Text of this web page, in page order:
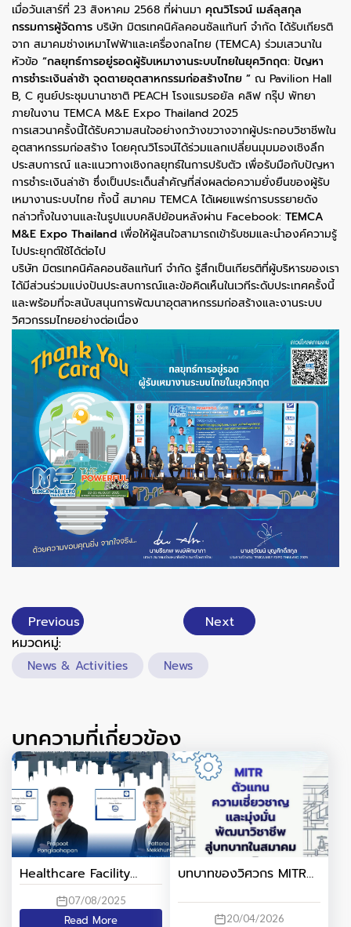
เมื่อวันเสาร์ที่ 23 สิงหาคม 2568 ที่ผ่านมา คุณวิโรจน์ เมล์ลุสกุล
กรรมการผู้จัดการ บริษัท มิตรเทคนิคัลคอนซัลแท้นท์ จำกัด ได้รับเกียรติ
จาก สมาคมช่างเหมาไฟฟ้าและเครื่องกลไทย (TEMCA) ร่วมเสวนาใน
หัวข้อ “กลยุทธ์การอยู่รอดผู้รับเหมางานระบบไทยในยุควิกฤต: ปัญหา
การชำระเงินล่าช้า จุดตายอุตสาหกรรมก่อสร้างไทย ” ณ Pavilion Hall
B, C ศูนย์ประชุมนานาชาติ PEACH โรงแรมรอยัล คลิฟ กรุ๊ป พัทยา
ภายในงาน TEMCA M&E Expo Thailand 2025
การเสวนาครั้งนี้ได้รับความสนใจอย่างกว้างขวางจากผู้ประกอบวิชาชีพใน
อุตสาหกรรมก่อสร้าง โดยคุณวิโรจน์ได้ร่วมแลกเปลี่ยนมุมมองเชิงลึก
ประสบการณ์ และแนวทางเชิงกลยุทธ์ในการปรับตัว เพื่อรับมือกับปัญหา
การชำระเงินล่าช้า ซึ่งเป็นประเด็นสำคัญที่ส่งผลต่อความยั่งยืนของผู้รับ
เหมางานระบบไทย ทั้งนี้ สมาคม TEMCA ได้เผยแพร่การบรรยายดัง
กล่าวทั้งในงานและในรูปแบบคลิปย้อนหลังผ่าน Facebook: TEMCA
M&E Expo Thailand เพื่อให้ผู้สนใจสามารถเข้ารับชมและนำองค์ความรู้
ไปประยุกต์ใช้ได้ต่อไป
บริษัท มิตรเทคนิคัลคอนซัลแท้นท์ จำกัด รู้สึกเป็นเกียรติที่ผู้บริหารของเรา
ได้มีส่วนร่วมแบ่งปันประสบการณ์และข้อคิดเห็นในเวทีระดับประเทศครั้งนี้
และพร้อมที่จะสนับสนุนการพัฒนาอุตสาหกรรมก่อสร้างและงานระบบ
วิศวกรรมไทยอย่างต่อเนื่อง
Previous Next
หมวดหมู่:
News & Activities News
บทความที่เกี่ยวข้อง
Healthcare Facility
Design Professional
(HFDP)
07/08/2025
Read More
บทบาทของวิศวกร MITR
วิศวกรรม
20/04/2026